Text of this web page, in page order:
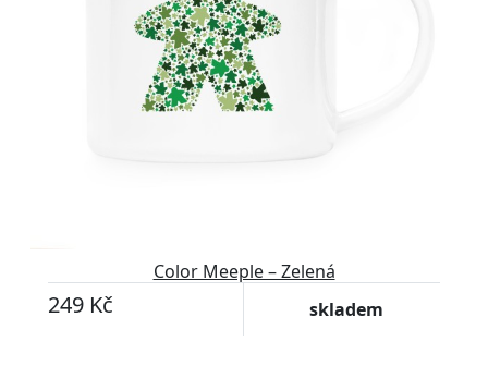
Color Meeple – Zelená
249 Kč skladem